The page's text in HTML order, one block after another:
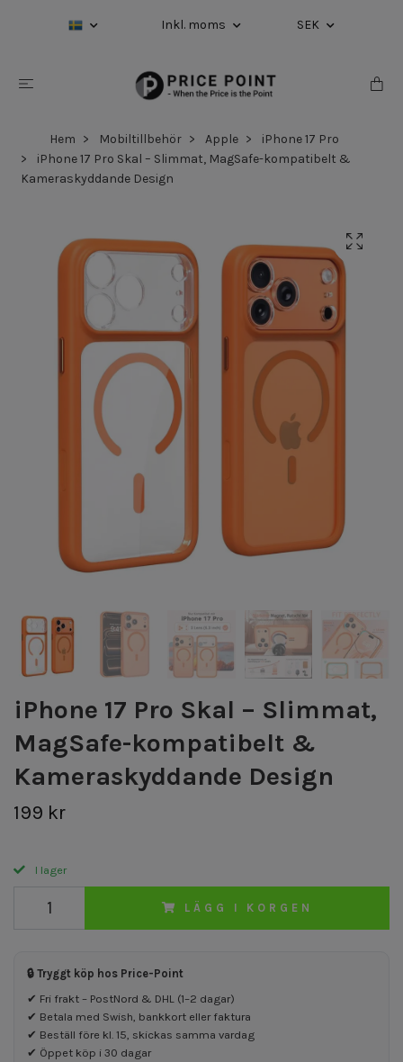
Inkl. moms SEK
Hem Mobiltillbehör Apple
iPhone 17 Pro
iPhone 17 Pro Skal – Slimmat, MagSafe-kompatibelt &
Kameraskyddande Design
iPhone 17 Pro Skal – Slimmat,
MagSafe-kompatibelt &
Kameraskyddande Design
199 kr
I lager
LÄGG I KORGEN
🔒 Tryggt köp hos Price-Point
✔ Fri frakt – PostNord & DHL (1–2 dagar)
✔ Betala med Swish, bankkort eller faktura
✔ Beställ före kl. 15, skickas samma vardag
✔ Öppet köp i 30 dagar